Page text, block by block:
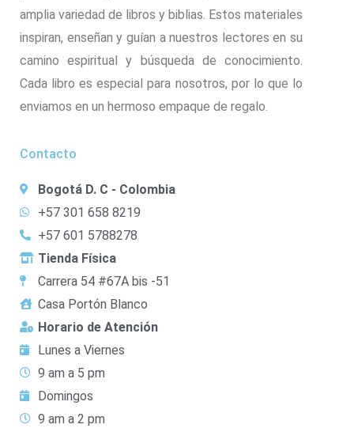
amplia variedad de libros y biblias. Estos materiales
inspiran, enseñan y guían a nuestros lectores en su
camino espiritual y búsqueda de conocimiento.
Cada libro es especial para nosotros, por lo que lo
enviamos en un hermoso empaque de regalo.
Contacto
Bogotá D. C - Colombia
+57 301 658 8219
+57 601 5788278
Tienda Física
Carrera 54 #67A bis -51
Casa Portón Blanco
Horario de Atención
Lunes a Viernes
9 am a 5 pm
Domingos
9 am a 2 pm